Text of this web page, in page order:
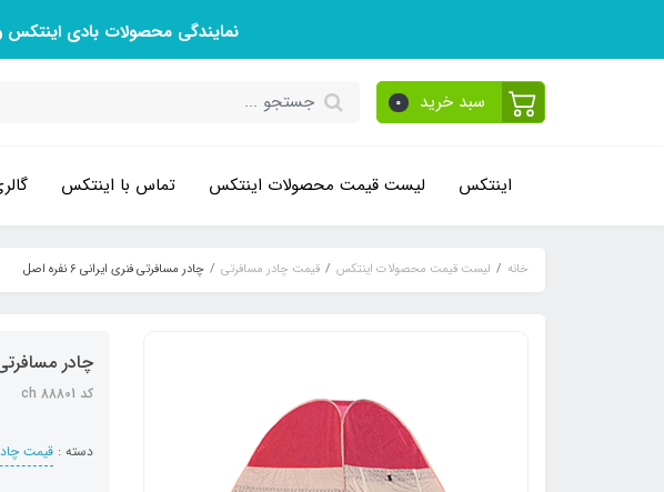
نمایندگی محصولات بادی
سبد خرید 0
اینتکس لیست قیمت محصولات اینتکس تماس با اینتکس
خانه لیست قیمت محصولات اینتکس قیمت چادر مسافرتی چادر مسافرتی فنری ایرانی 6 نفره اصل
چادر مسافرتی
کد ch 88801
دسته : قیمت